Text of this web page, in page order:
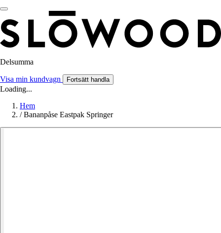
Delsumma
Visa min kundvagn Fortsätt handla
Loading...
Hem
/ Bananpåse Eastpak Springer